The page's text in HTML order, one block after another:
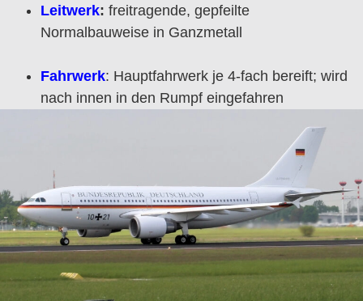
Leitwerk: freitragende, gepfeilte
Normalbauweise in Ganzmetall
Fahrwerk: Hauptfahrwerk je 4-fach bereift; wird
nach innen in den Rumpf eingefahren